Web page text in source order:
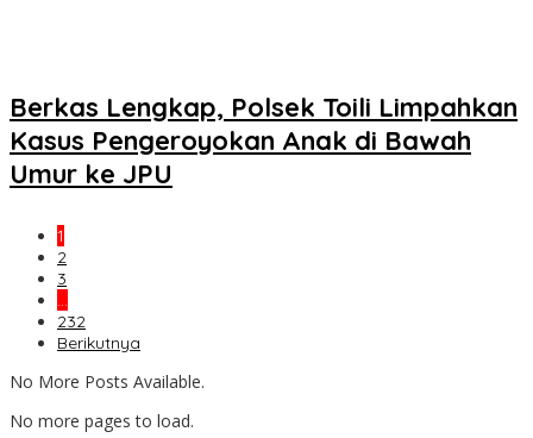
Berkas Lengkap, Polsek Toili Limpahkan
Kasus Pengeroyokan Anak di Bawah
Umur ke JPU
1
2
3
…
232
Berikutnya
No More Posts Available.
No more pages to load.